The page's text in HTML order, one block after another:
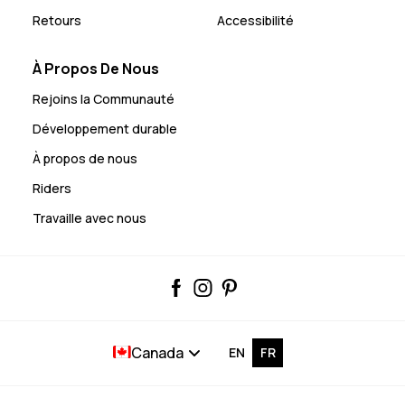
Retours
Accessibilité
À Propos De Nous
Rejoins la Communauté
Développement durable
À propos de nous
Riders
Travaille avec nous
EN FR
Canada